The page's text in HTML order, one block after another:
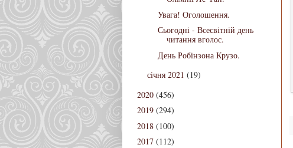
Увага! Оголошення.
Сьогодні - Всесвітній день
читання вголос.
День Робінзона Крузо.
січня 2021 (19)
2020 (456)
2019 (294)
2018 (100)
2017 (112)